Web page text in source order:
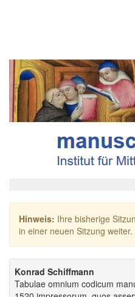
Hinweis: Ihre bisherige
in einer neuen Sitzung weiter.
Konrad Schiffmann
Tabulae omnium codicum